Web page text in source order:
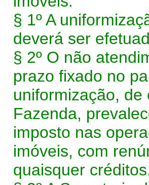
§ 1º A
deverá ser
§ 2º O não
prazo fixado no
uniformização,
Fazenda,
imposto nas
imóveis, com
quaisquer